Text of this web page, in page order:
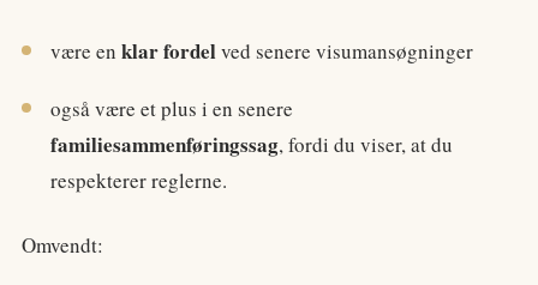
være en klar fordelved senere visumansøgninger
også være et plus i en senere
familiesammenføringssag, fordi du viser, at du
respekterer reglerne.
Omvendt: